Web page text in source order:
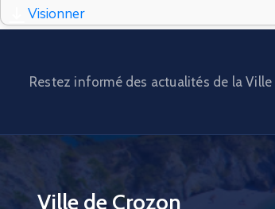
Visionner
Restez informé des actualités de la
Ville de Crozon